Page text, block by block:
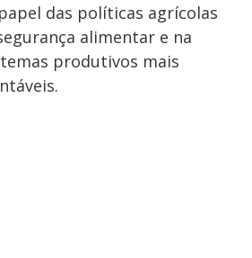
das políticas agrícolas
alimentar e na
produtivos mais